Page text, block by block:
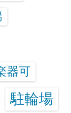
器可
駐輪場